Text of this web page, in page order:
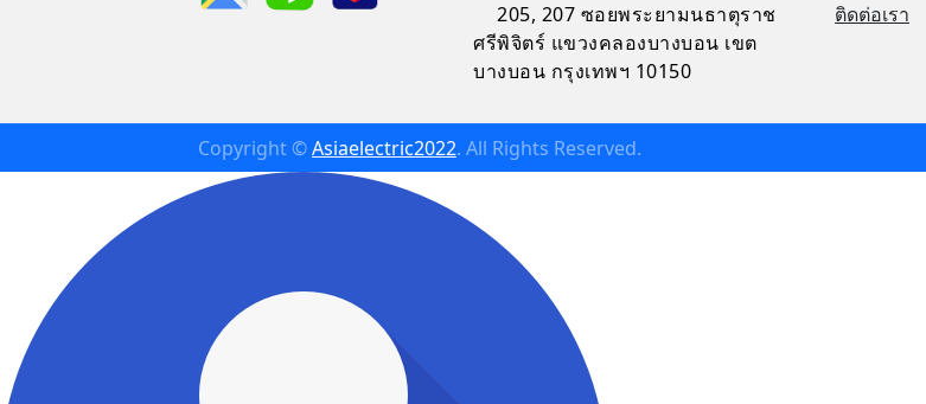
205, 207 ซอยพระยามนธาตุราช
ศรีพิจิตร์ แขวงคลองบางบอน เขต
บางบอน กรุงเทพฯ 10150
ติดต่อเรา
Copyright ©Asiaelectric2022. All Rights Reserved.